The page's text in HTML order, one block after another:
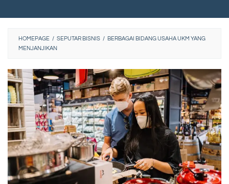
HOMEPAGE / SEPUTAR BISNIS / BERBAGAI BIDANG USAHA UKM YANG
MENJANJIKAN